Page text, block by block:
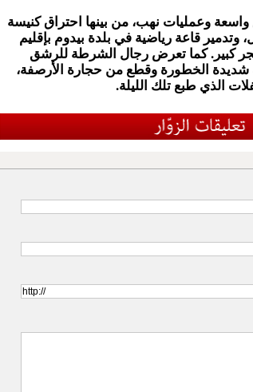
وعمليات نهب، من بينها احتراق كنيسة
وتدمير قاعة رياضية في بلدة بيدوم بإقليم
كبير. كما تعرض رجال الشرطة للرشق
شديدة الخطورة وقطع من حجارة الأرصفة،
الذي طبع تلك الليلة.